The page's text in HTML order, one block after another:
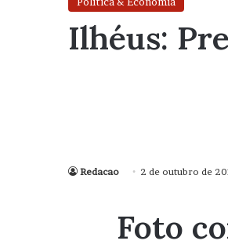
Ilhéus:
Redacao 2 de outubro de
Foto